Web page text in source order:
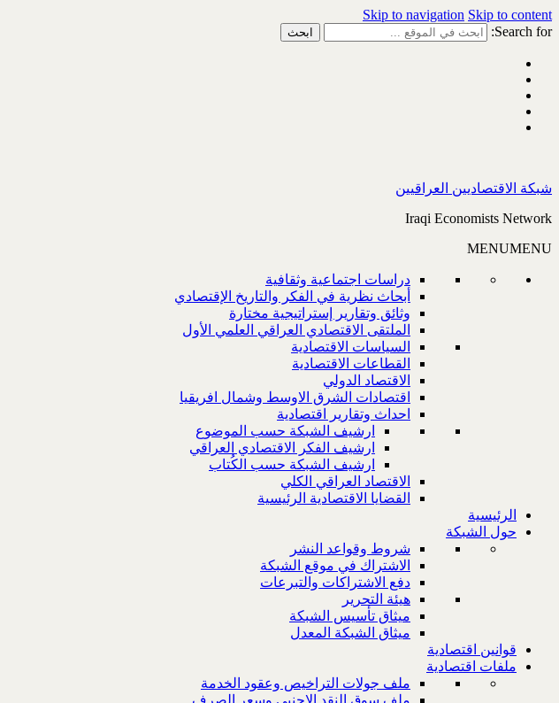
Skip to navigation Skip to content
Search for:
شبكة الاقتصاديين العراقيين
Iraqi Economists Network
MENUMENU
دراسات اجتماعية وثقافية
أبحاث نظرية في الفكر والتاريخ الإقتصادي
وثائق وتقارير إستراتيجية مختارة
الملتقى الاقتصادي العراقي العلمي الأول
السياسات الاقتصادية
القطاعات الاقتصادية
الاقتصاد الدولي
اقتصادات الشرق الاوسط وشمال افريقيا
احداث وتقارير اقتصادية
ارشيف الشبكة حسب الموضوع
ارشيف الفكر الاقتصادي العراقي
ارشيف الشبكة حسب الكُتاب
الاقتصاد العراقي الكلي
القضايا الاقتصادية الرئيسية
الرئيسية
حول الشبكة
شروط وقواعد النشر
الاشتراك في موقع الشبكة
دفع الاشتراكات والتبرعات
هيئة التحرير
ميثاق تأسيس الشبكة
ميثاق الشبكة المعدل
قوانين اقتصادية
ملفات اقتصادية
ملف جولات التراخيص وعقود الخدمة
ملف سوق النقد الاجنبي وسعر الصرف